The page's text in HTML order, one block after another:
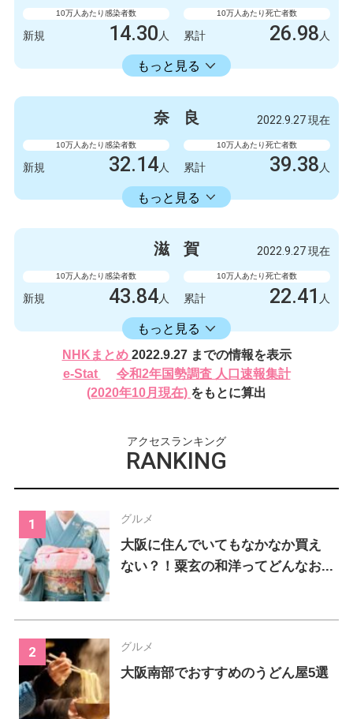
10万人あたり感染者数
新規 14.30 人
10万人あたり死亡者数
累計 26.98 人
もっと見る
14336.11人
人 新規
132327 249
奈 良 2022.9.27 現在
10万人あたり感染者数
新規 32.14 人
10万人あたり死亡者数
累計 39.38 人
もっと見る
16582.30人
426人 新規
219788 522
滋 賀 2022.9.27 現在
10万人あたり感染者数
新規 43.84人
10万人あたり死亡者数
累計 22.41 人
もっと見る
16406.17人
感染者数
620人
死亡者数
新規
232024人 累計
NHKまとめ 2022.9.27 までの情報を表示
e-Stat
令和2年国勢調査 人口速報集計
(2020年10月現在) をもとに算出
アクセスランキング
RANKING
グルメ
大阪に住んでいてもなかなか買え
ない？！粟玄の和洋ってどんなお...
グルメ
大阪南部でおすすめのうどん屋5選